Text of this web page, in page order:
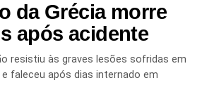
da Grécia morre
após acidente
resistiu às graves lesões sofridas em
faleceu após dias internado em